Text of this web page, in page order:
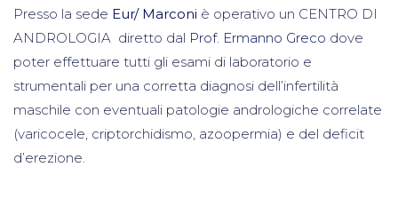
Presso la sede Eur/ Marconi è operativo un CENTRO DI
ANDROLOGIA diretto dal Prof. Ermanno Greco dove
poter effettuare tutti gli esami di laboratorio e
strumentali per una corretta diagnosi dell’infertilità
maschile con eventuali patologie andrologiche correlate
(varicocele, criptorchidismo, azoopermia) e del deficit
d’erezione.